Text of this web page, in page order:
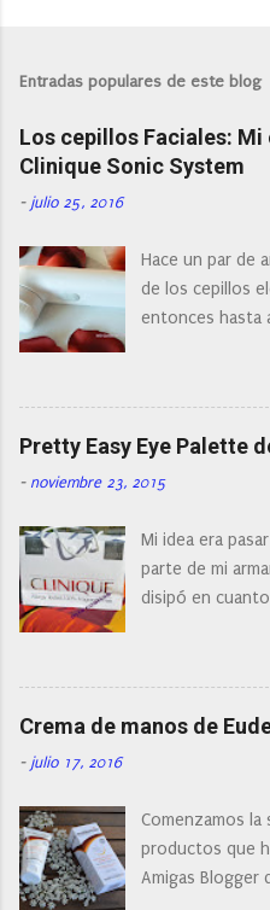
l
a
r
n
o
m
e
n
t
a
o
Entradas populares de este blog
Los cepillos Faciales:
Clinique Sonic System
- julio 25, 2016
Hace un par de
de los cepillos
entonces hasta
con diferentes
cepillos de
naturalmente
actualidad tal
compra
post os voy a
cepillo facial de
Pretty Easy Eye Palette
- noviembre 23, 2015
Mi idea era
parte de mi
disipó en
resistirse a
Crema de manos de
- julio 17, 2016
Comenzamos la
productos que
Amigas Blogger